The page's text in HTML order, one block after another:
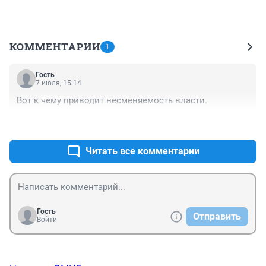
КОММЕНТАРИИ 1
Гость
7 июля, 15:14
Вот к чему приводит несменяемость власти.
Читать все комментарии
Гость
Войти
Отправить